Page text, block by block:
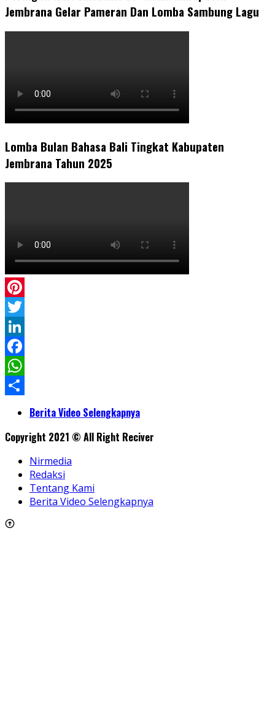
Jembrana Gelar Pameran Dan Lomba Sambung Lagu
Lomba Bulan Bahasa Bali Tingkat Kabupaten
Jembrana Tahun 2025
Pinterest
Twitter
LinkedIn
Facebook
WhatsApp
ShareBerita Video Selengkapnya
Copyright 2021 © All Right Reciver
Nirmedia
Redaksi
Tentang Kami
Berita Video Selengkapnya